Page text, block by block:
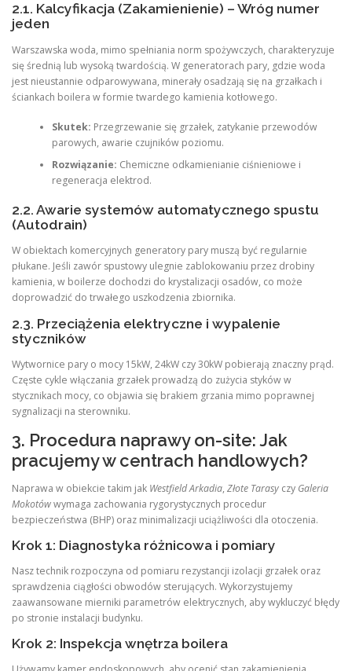
2.1. Kalcyfikacja (Zakamienienie) – Wróg numer
jeden
Warszawska woda, mimo spełniania norm spożywczych, charakteryzuje
się średnią lub wysoką twardością. W generatorach pary, gdzie woda
jest nieustannie odparowywana, minerały osadzają się na grzałkach i
ściankach boilera w formie twardego kamienia kotłowego.
Skutek: Przegrzewanie się grzałek, zatykanie przewodów
parowych, awarie czujników poziomu.
Rozwiązanie: Chemiczne odkamienianie ciśnieniowe i
regeneracja elektrod.
2.2. Awarie systemów automatycznego spustu
(Autodrain)
W obiektach komercyjnych generatory pary muszą być regularnie
płukane. Jeśli zawór spustowy ulegnie zablokowaniu przez drobiny
kamienia, w boilerze dochodzi do krystalizacji osadów, co może
doprowadzić do trwałego uszkodzenia zbiornika.
2.3. Przeciążenia elektryczne i wypalenie
styczników
Wytwornice pary o mocy 15kW, 24kW czy 30kW pobierają znaczny prąd.
Częste cykle włączania grzałek prowadzą do zużycia styków w
stycznikach mocy, co objawia się brakiem grzania mimo poprawnej
sygnalizacji na sterowniku.
3. Procedura naprawy on-site: Jak
pracujemy w centrach handlowych?
Naprawa w obiekcie takim jak Westfield Arkadia, Złote Tarasy czy Galeria
Mokotówwymaga zachowania rygorystycznych procedur
bezpieczeństwa (BHP) oraz minimalizacji uciążliwości dla otoczenia.
Krok 1: Diagnostyka różnicowa i pomiary
Nasz technik rozpoczyna od pomiaru rezystancji izolacji grzałek oraz
sprawdzenia ciągłości obwodów sterujących. Wykorzystujemy
zaawansowane mierniki parametrów elektrycznych, aby wykluczyć błędy
po stronie instalacji budynku.
Krok 2: Inspekcja wnętrza boilera